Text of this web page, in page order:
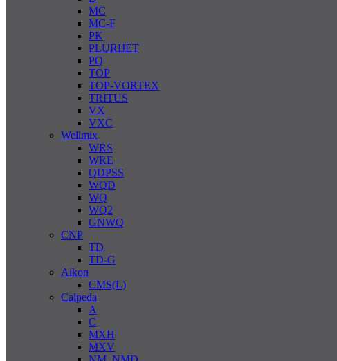
MC
MC-F
PK
PLURIJET
PQ
TOP
TOP-VORTEX
TRITUS
VX
VXC
Wellmix
WRS
WRE
QDPSS
WQD
WQ
WQ2
GNWQ
CNP
TD
TD-G
Aikon
CMS(L)
Calpeda
A
C
MXH
MXV